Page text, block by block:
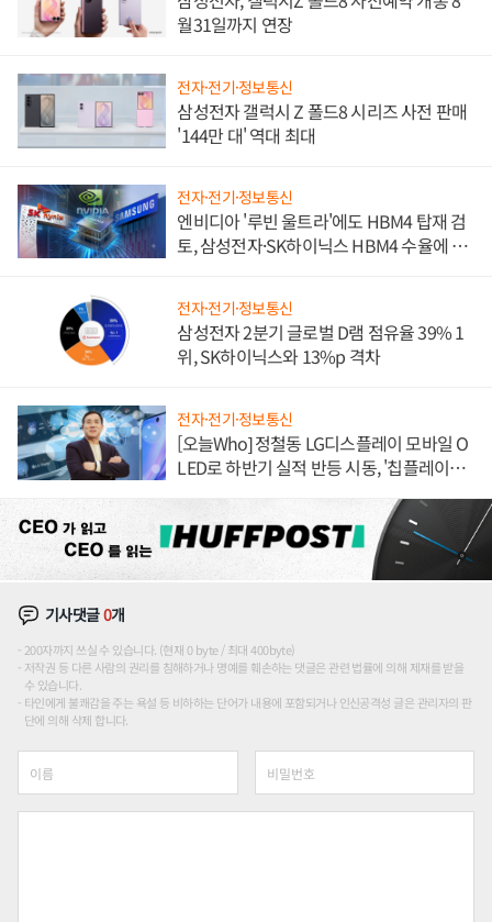
월31일까지 연장
전자·전기·정보통신
삼성전자 갤럭시 Z 폴드8 시리즈 사전 판매
'144만 대' 역대 최대
전자·전기·정보통신
엔비디아 '루빈 울트라'에도 HBM4 탑재 검
토, 삼성전자·SK하이닉스 HBM4 수율에 주
전자·전기·정보통신
삼성전자 2분기 글로벌 D램 점유율 39% 1
위, SK하이닉스와 13%p 격차
전자·전기·정보통신
[오늘Who] 정철동 LG디스플레이 모바일 O
LED로 하반기 실적 반등 시동, '칩플레이
기사댓글0개
200자까지 쓰실 수 있습니다. (현재 0 byte / 최대 400byte)
저작권 등 다른 사람의 권리를 침해하거나 명예를 훼손하는 댓글은 관련 법률에 의해 제재를 받을
수 있습니다.
타인에게 불쾌감을 주는 욕설 등 비하하는 단어가 내용에 포함되거나 인신공격성 글은 관리자의 판
단에 의해 삭제 합니다.